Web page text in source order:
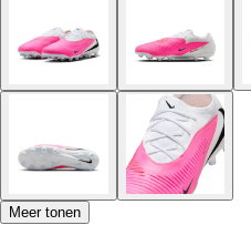
Meer tonen